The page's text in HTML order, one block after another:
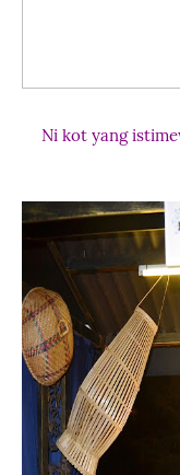
Ni kot yang